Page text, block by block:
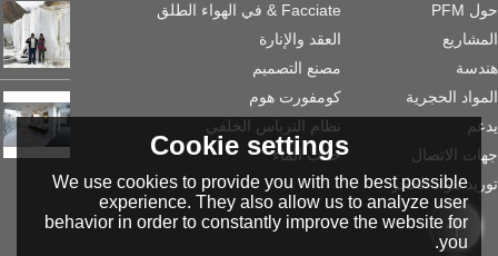
حول PFM
المشاريع
هندسة
المواد الحجرية
يدعم
جهات الاتصال
توريد مواد الحجر
Facciate & في الهواء الطلق
العقد والإنارة
مصنع التصميم
كومفورت هوم
نظام الترباس الخلفي
جانب الماء
Cookie settings
We use cookies to provide you with the best possible
experience. They also allow us to analyze user
behavior in order to constantly improve the website for
you.